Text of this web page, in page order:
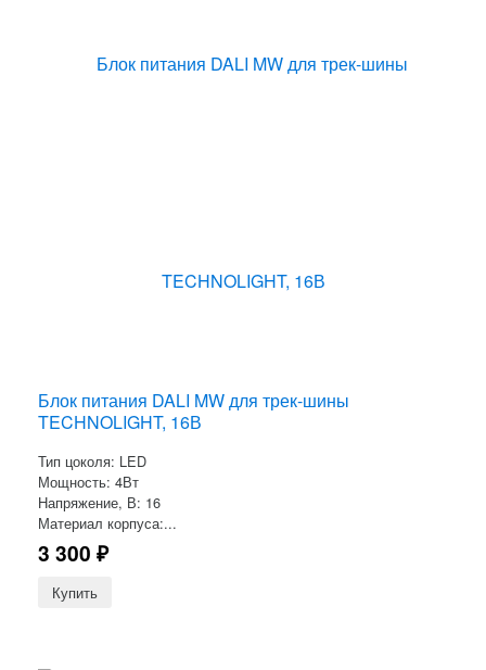
Блок питания DALI MW для трек-шины
TECHNOLIGHT, 16В
Тип цоколя: LED
Мощность: 4Вт
Напряжение, В: 16
Материал корпуса:...
3 300 ₽